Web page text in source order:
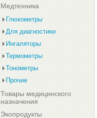
Медтехника
Глюкометры
Для диагностики
Ингаляторы
Термометры
Тонометры
Прочие
Товары медицинского
назначения
Экопродукты